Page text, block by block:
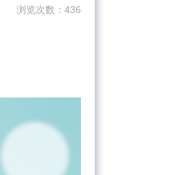
浏览次数： 436